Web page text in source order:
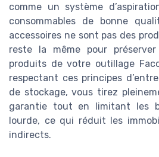
comme un système
consommables de bonne
accessoires ne sont pas des
reste la même pour
produits de votre outillage
respectant ces principes
de stockage, vous tirez
garantie tout en limitant les
lourde, ce qui réduit les
indirects.